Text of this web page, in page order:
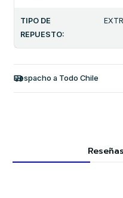
TIPO DE
REPUESTO:
Despacho a Todo Chile